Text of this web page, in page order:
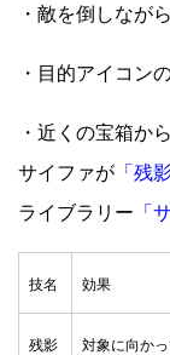
・敵を倒しなが
・目的アイコン
・近くの宝箱から
サイファが 「残
ライブラリー 「
技名 効果
残影 対象に向か